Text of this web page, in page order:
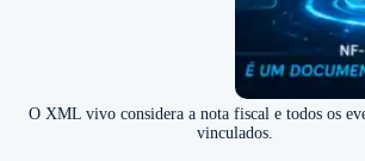
O XML vivo considera a nota fiscal e todos os
vinculados.